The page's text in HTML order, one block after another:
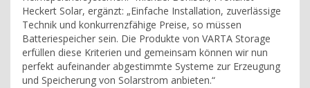
Heckert Solar, ergänzt: „Einfache Installation, zuverlässige
Technik und konkurrenzfähige Preise, so müssen
Batteriespeicher sein. Die Produkte von VARTA Storage
erfüllen diese Kriterien und gemeinsam können wir nun
perfekt aufeinander abgestimmte Systeme zur Erzeugung
und Speicherung von Solarstrom anbieten.“